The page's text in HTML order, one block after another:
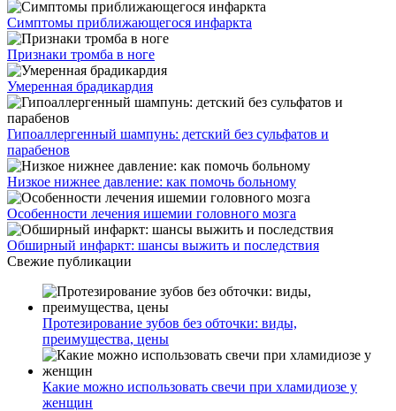
Симптомы приближающегося инфаркта
Признаки тромба в ноге
Умеренная брадикардия
Гипоаллергенный шампунь: детский без сульфатов и
парабенов
Низкое нижнее давление: как помочь больному
Особенности лечения ишемии головного мозга
Обширный инфаркт: шансы выжить и последствия
Свежие публикации
Протезирование зубов без обточки: виды,
преимущества, цены
Какие можно использовать свечи при хламидиозе у
женщин